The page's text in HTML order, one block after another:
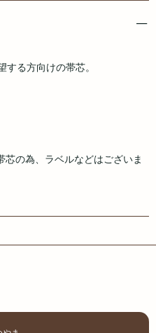
る方向けの帯芯。
の為、ラベルなどはございま